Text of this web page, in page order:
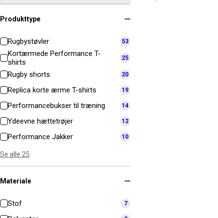
Produkttype
Rugbystøvler 53
Kortærmede Performance T-
shirts
25
Rugby shorts 20
Replica korte ærme T-shirts 19
Performancebukser til træning 14
Ydeevne hættetrøjer 12
Performance Jakker 10
Se alle 25
Materiale
Stof 7